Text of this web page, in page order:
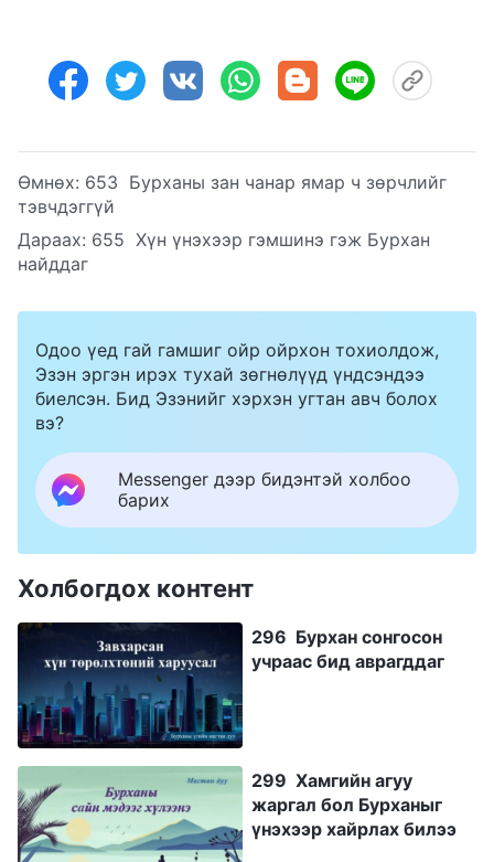
Өмнөх: 653 Бурханы зан чанар ямар ч зөрчлийг
тэвчдэггүй
Дараах: 655 Хүн үнэхээр гэмшинэ гэж Бурхан
найддаг
Одоо үед гай гамшиг ойр ойрхон тохиолдож,
Эзэн эргэн ирэх тухай зөгнөлүүд үндсэндээ
биелсэн. Бид Эзэнийг хэрхэн угтан авч болох
вэ?
Messenger дээр бидэнтэй холбоо
барих
Холбогдох контент
296 Бурхан сонгосон
учраас бид аврагддаг
299 Хамгийн агуу
жаргал бол Бурханыг
үнэхээр хайрлах билээ